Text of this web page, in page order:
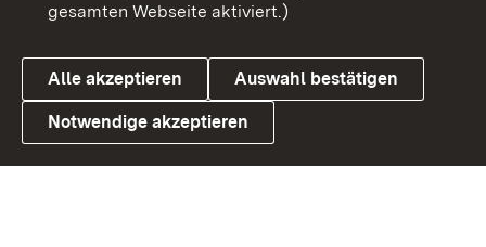
Link zum Landesportal
Cookies
gesamten Webseite aktiviert.)
Alle akzeptieren Auswahl bestätigen
Notwendige akzeptieren